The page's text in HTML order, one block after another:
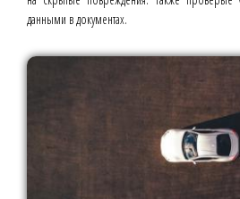
данными в документах.